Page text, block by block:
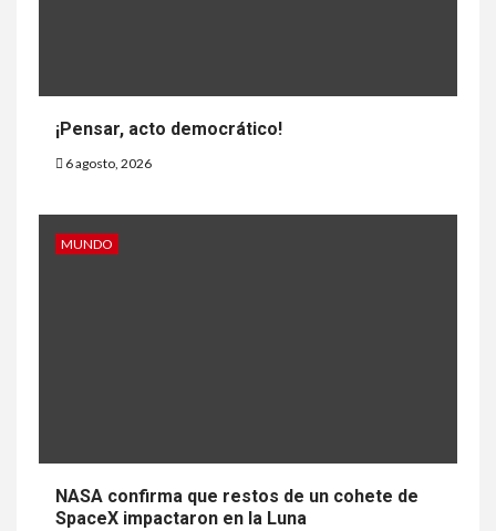
¡Pensar, acto democrático!
6 agosto, 2026
MUNDO
NASA confirma que restos de un cohete de
SpaceX impactaron en la Luna